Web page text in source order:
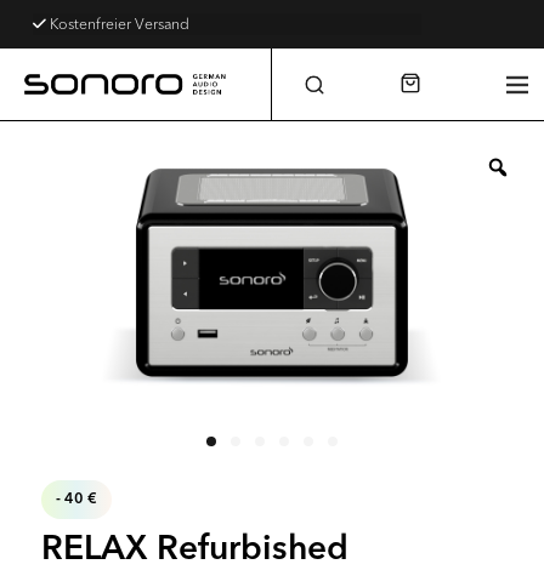
Kostenfreier Versand
- 40 €
RELAX Refurbished